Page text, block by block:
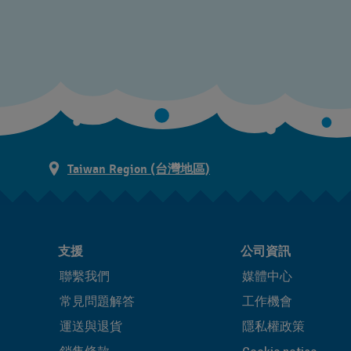
Taiwan Region (台灣地區)
支援
聯繫我們
常見問題解答
運送與退貨
公司資訊
媒體中心
工作機會
隱私權政策